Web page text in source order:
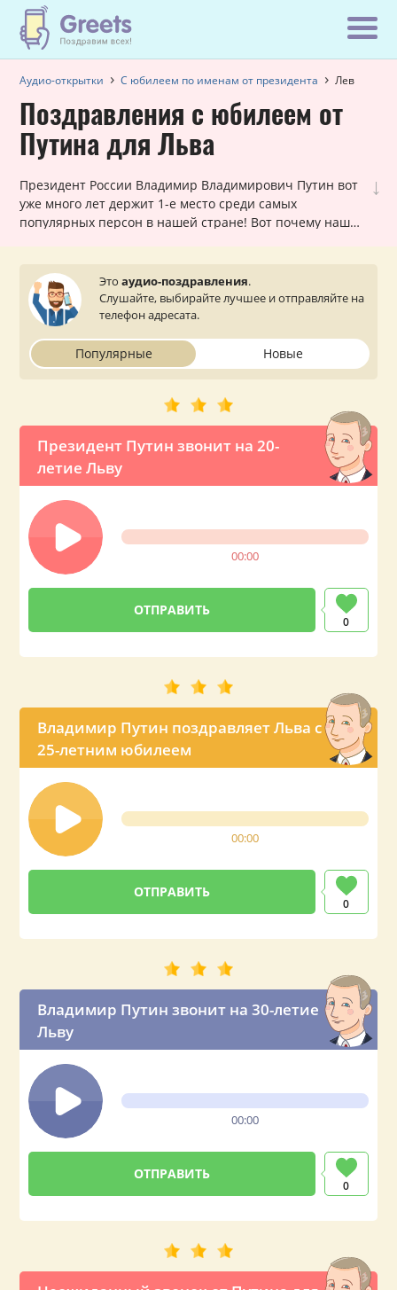
Аудио-открытки С юбилеем по именам от президента Лев
Поздравления с юбилеем от
Путина для Льва
↓
Президент России Владимир Владимирович Путин вот
уже много лет держит 1-е место среди самых
популярных персон в нашей стране! Вот почему наши
самых заказываемых именных поздравлений. Они
лично обращаются к каждому мужчине и оставляют
очень приятное впечатление. Просто выберите
и звонок от президента поступит на телефон вашему
близкому или знакомому Льву.
Этоаудио-поздравления.
Слушайте, выбирайте лучшее и отправляйте на
телефон адресата.
Популярные Новые
Президент Путин звонит на 20-
летие Льву
00:00
0
Владимир Путин поздравляет Льва с
25-летним юбилеем
00:00
0
Владимир Путин звонит на 30-летие
Льву
00:00
0